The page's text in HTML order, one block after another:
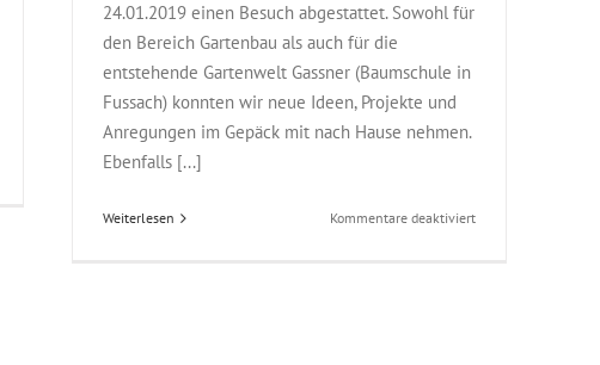
24.01.2019 einen Besuch abgestattet. Sowohl für
den Bereich Gartenbau als auch für die
entstehende Gartenwelt Gassner (Baumschule in
Fussach) konnten wir neue Ideen, Projekte und
Anregungen im Gepäck mit nach Hause nehmen.
Ebenfalls [...]
Weiterlesen Kommentare deaktiviertfür